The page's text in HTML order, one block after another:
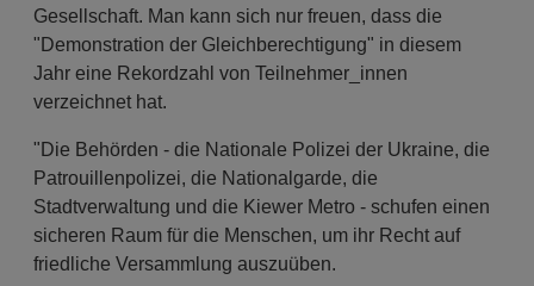
Gesellschaft. Man kann sich nur freuen, dass die
"Demonstration der Gleichberechtigung" in diesem
Jahr eine Rekordzahl von Teilnehmer_innen
verzeichnet hat.
"Die Behörden - die Nationale Polizei der Ukraine, die
Patrouillenpolizei, die Nationalgarde, die
Stadtverwaltung und die Kiewer Metro - schufen einen
sicheren Raum für die Menschen, um ihr Recht auf
friedliche Versammlung auszuüben.